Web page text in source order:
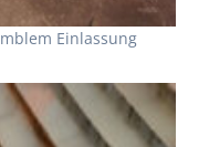
Einlassung